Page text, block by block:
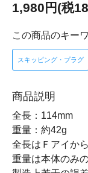
1,980円(税
この商品のキー
スキッピング・プラグ
商品説明
全長：114mm
重量：約42g
全長はＦアイか
重量は本体のみ